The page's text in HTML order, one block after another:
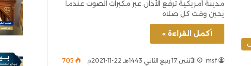
مدينة أمريكية ترفع الأذان عبر مكبرات الصوت عندما
يحين وقت كل صلاة
أكمل القراءة »
msf الأثنين 17 ربيع الثاني 1443هـ 22-11-2021م 705